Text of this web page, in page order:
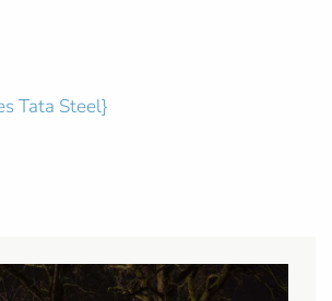
Tata Steel}